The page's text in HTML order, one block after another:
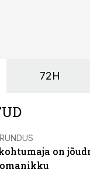
72H
on